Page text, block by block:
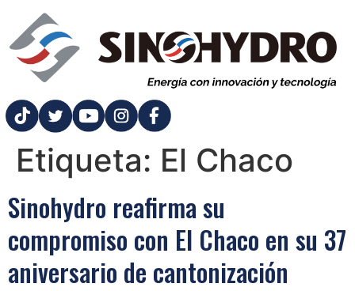
Etiqueta: El Chaco
Sinohydro reafirma su
compromiso con El Chaco en su 37
aniversario de cantonización